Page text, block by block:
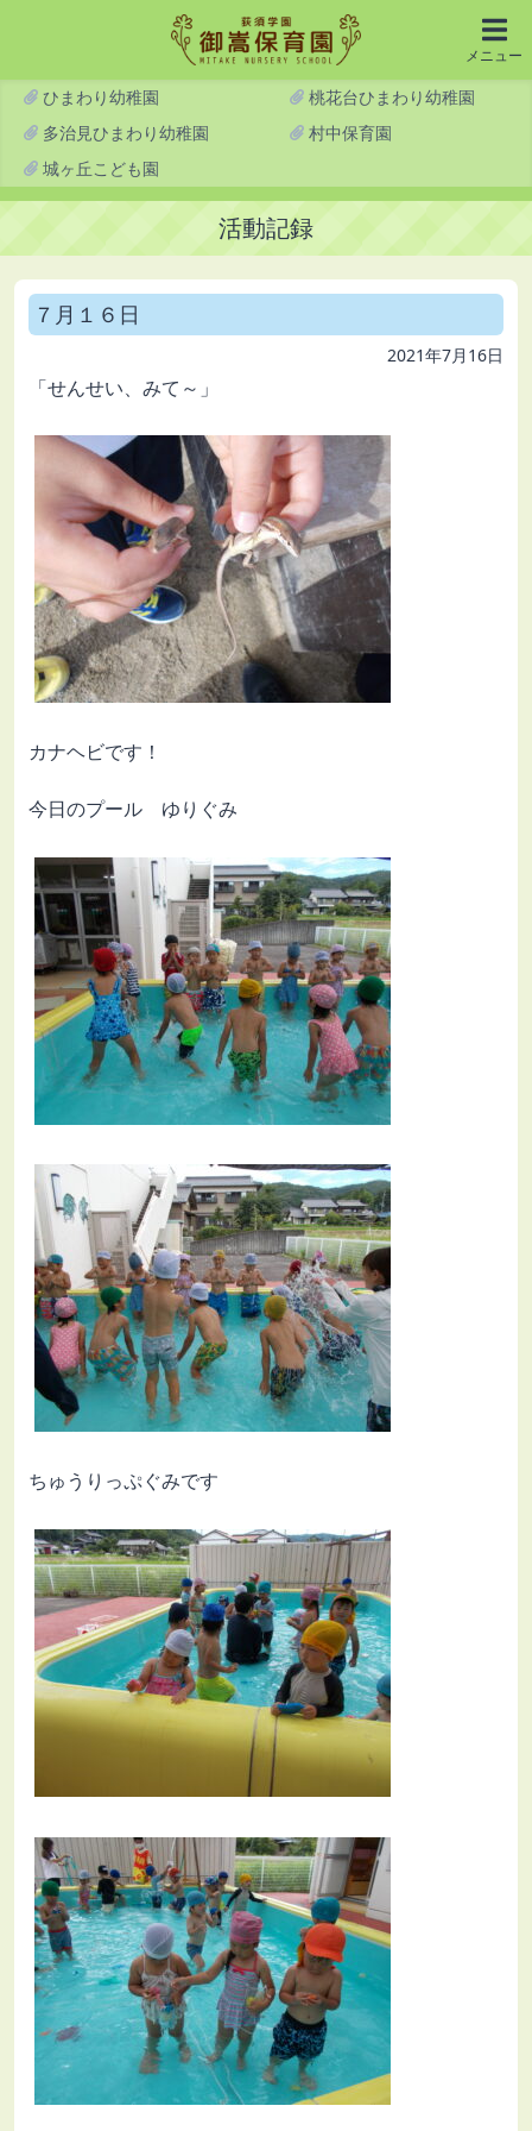
メニュー
ひまわり幼稚園
桃花台ひまわり幼稚園
多治見ひまわり幼稚園
村中保育園
城ヶ丘こども園
活動記録
７月１６日
2021年7月16日
「せんせい、みて～」
カナヘビです！
今日のプール ゆりぐみ
ちゅうりっぷぐみです